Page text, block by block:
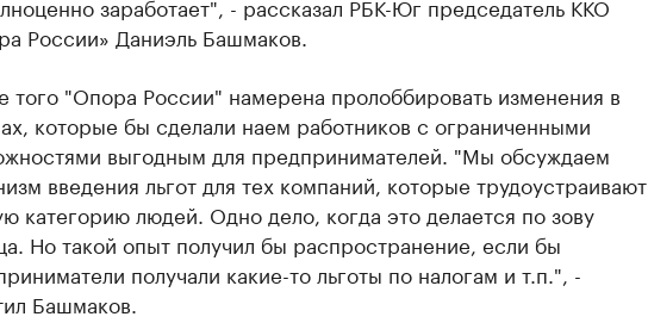
России» Даниэль Башмаков.
того "Опора России" намерена пролоббировать изменения в
которые бы сделали наем работников с ограниченными
выгодным для предпринимателей. "Мы обсуждаем
введения льгот для тех компаний, которые трудоустраивают
категорию людей. Одно дело, когда это делается по зову
Но такой опыт получил бы распространение, если бы
получали какие-то льготы по налогам и т.п.", -
Башмаков.